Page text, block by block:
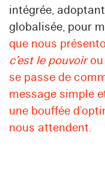
intégrée,
globalisée, pour
que nous
c’est le pouvoirou
se passe de
message simple
une bouffée
nous attendent.